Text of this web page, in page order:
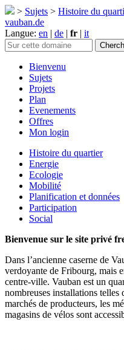
> Sujets > Histoire du
vauban.de
Langue: en | de | fr | it
Bienvenu
Sujets
Projets
Plan
Evenements
Offres
Mon login
Histoire du quartier
Energie
Ecologie
Mobilité
Planification et données
Participation
Social
Bienvenue sur le site privé
Dans l’ancienne caserne de
verdoyante de Fribourg, mais
centre-ville. Vauban est un
nombreuses installations telles
marchés de producteurs, les
magasins de vélos sont